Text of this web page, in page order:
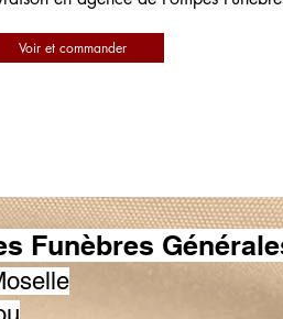
Voir et commander
Funèbres